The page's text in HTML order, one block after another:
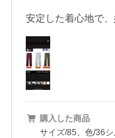
安定した着心地で、
購入した商品
サイズ/85、色/36シ